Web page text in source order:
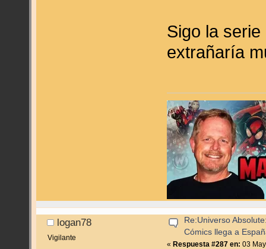
Sigo la
extrañaría
logan78
Vigilante
Re:Universo
Cómics llega a
«Respuesta #287 en: 03